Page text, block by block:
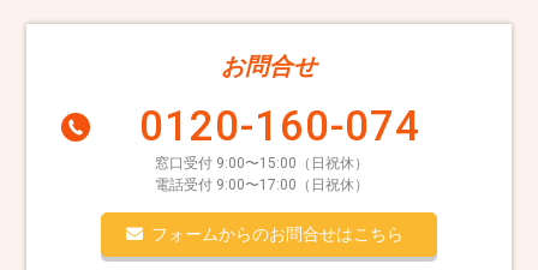
お問合せ
0120-160-074
窓口受付 9:00〜15:00（日祝休）
電話受付 9:00〜17:00（日祝休）
フォームからのお問合せはこちら